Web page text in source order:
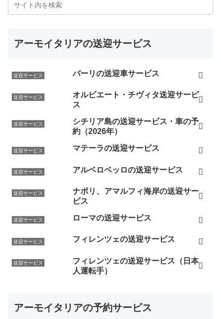
アーモイタリアの送迎サービス
送迎サービス バーリの送迎車サービス
送迎サービス
オルビエート・チヴィタ送迎サービ
ス
送迎サービス
シチリア島の送迎サービス・車の予
約（2026年）
送迎サービス マテーラの送迎サービス
送迎サービス アルベロベッロの送迎サービス
送迎サービス
ナポリ、アマルフィ海岸の送迎サー
ビス
送迎サービス ローマの送迎サービス
送迎サービス フィレンツェの送迎サービス
送迎サービス
フィレンツェの送迎サービス（日本
人運転手）
アーモイタリアの予約サービス